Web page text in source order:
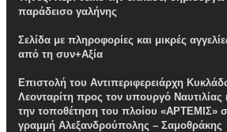
παράδεισο γαλήνης
Σελίδα με πληροφορίες και μικρές
από τη συν+Αξία
Επιστολή του Αντιπεριφερειάρχη
Λεονταρίτη προς τον υπουργό Ναυτιλίας
την τοποθέτηση του πλοίου «ΑΡΤΕΜΙΣ»
γραμμή Αλεξανδρούπολης – Σαμοθράκης